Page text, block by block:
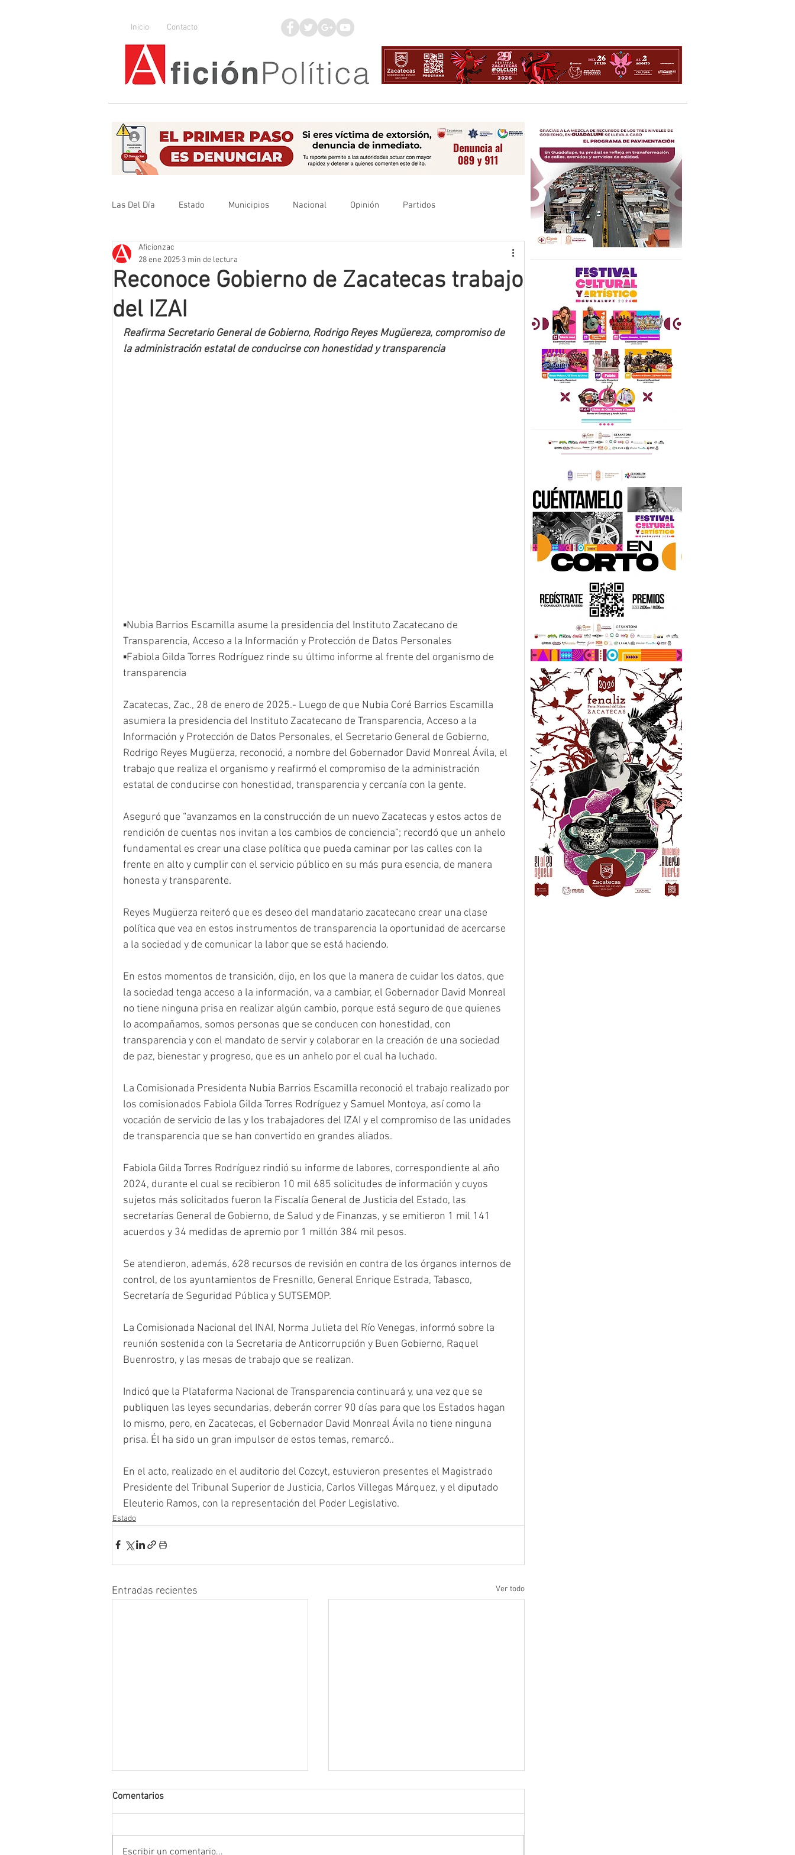
Inicio Contacto
Las Del Día Estado Municipios Nacional Opinión Partidos
Que no se olvide
Mineros LNBP
Reconoce Gobierno de Zacatecas trabajo
del IZAI
Aficionzac
28 ene 2025 3 min de lectura
Reafirma Secretario General de Gobierno, Rodrigo Reyes Mugüereza, compromiso de
la administración estatal de conducirse con honestidad y transparencia
▪️Nubia Barrios Escamilla asume la presidencia del Instituto Zacatecano de
Transparencia, Acceso a la Información y Protección de Datos Personales
▪️Fabiola Gilda Torres Rodríguez rinde su último informe al frente del organismo de
transparencia
Zacatecas, Zac., 28 de enero de 2025.- Luego de que Nubia Coré Barrios Escamilla
asumiera la presidencia del Instituto Zacatecano de Transparencia, Acceso a la
Información y Protección de Datos Personales, el Secretario General de Gobierno,
Rodrigo Reyes Mugüerza, reconoció, a nombre del Gobernador David Monreal Ávila, el
trabajo que realiza el organismo y reafirmó el compromiso de la administración
estatal de conducirse con honestidad, transparencia y cercanía con la gente.
Aseguró que “avanzamos en la construcción de un nuevo Zacatecas y estos actos de
rendición de cuentas nos invitan a los cambios de conciencia”; recordó que un anhelo
fundamental es crear una clase política que pueda caminar por las calles con la
frente en alto y cumplir con el servicio público en su más pura esencia, de manera
honesta y transparente.
Reyes Mugüerza reiteró que es deseo del mandatario zacatecano crear una clase
política que vea en estos instrumentos de transparencia la oportunidad de acercarse
a la sociedad y de comunicar la labor que se está haciendo.
En estos momentos de transición, dijo, en los que la manera de cuidar los datos, que
la sociedad tenga acceso a la información, va a cambiar, el Gobernador David Monreal
no tiene ninguna prisa en realizar algún cambio, porque está seguro de que quienes
lo acompañamos, somos personas que se conducen con honestidad, con
transparencia y con el mandato de servir y colaborar en la creación de una sociedad
de paz, bienestar y progreso, que es un anhelo por el cual ha luchado.
La Comisionada Presidenta Nubia Barrios Escamilla reconoció el trabajo realizado por
los comisionados Fabiola Gilda Torres Rodríguez y Samuel Montoya, así como la
vocación de servicio de las y los trabajadores del IZAI y el compromiso de las unidades
de transparencia que se han convertido en grandes aliados.
Fabiola Gilda Torres Rodríguez rindió su informe de labores, correspondiente al año
2024, durante el cual se recibieron 10 mil 685 solicitudes de información y cuyos
sujetos más solicitados fueron la Fiscalía General de Justicia del Estado, las
secretarías General de Gobierno, de Salud y de Finanzas, y se emitieron 1 mil 141
acuerdos y 34 medidas de apremio por 1 millón 384 mil pesos.
Se atendieron, además, 628 recursos de revisión en contra de los órganos internos de
control, de los ayuntamientos de Fresnillo, General Enrique Estrada, Tabasco,
Secretaría de Seguridad Pública y SUTSEMOP.
La Comisionada Nacional del INAI, Norma Julieta del Río Venegas, informó sobre la
reunión sostenida con la Secretaria de Anticorrupción y Buen Gobierno, Raquel
Buenrostro, y las mesas de trabajo que se realizan.
Indicó que la Plataforma Nacional de Transparencia continuará y, una vez que se
publiquen las leyes secundarias, deberán correr 90 días para que los Estados hagan
lo mismo, pero, en Zacatecas, el Gobernador David Monreal Ávila no tiene ninguna
prisa. Él ha sido un gran impulsor de estos temas, remarcó..
En el acto, realizado en el auditorio del Cozcyt, estuvieron presentes el Magistrado
Presidente del Tribunal Superior de Justicia, Carlos Villegas Márquez, y el diputado
Eleuterio Ramos, con la representación del Poder Legislativo.
Estado
Entradas recientes Ver todo
Comentarios
Escribir un comentario...